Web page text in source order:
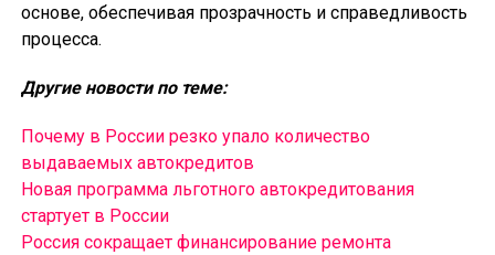
основе, обеспечивая прозрачность и справедливость
процесса.
Другие новости по теме:
Почему в России резко упало количество
выдаваемых автокредитов
Новая программа льготного автокредитования
стартует в России
Россия сокращает финансирование ремонта